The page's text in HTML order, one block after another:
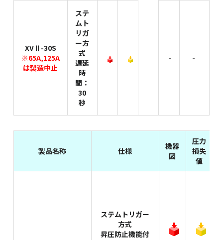
XVⅡ-30S
※65A,125A
は製造中止
ステ
ムト
リガ
ー方
式
遅延
時
間：
30
秒
- -
製品名称 仕様
機器
図
圧力
損失
値
ステムトリガー
方式
昇圧防止機能付